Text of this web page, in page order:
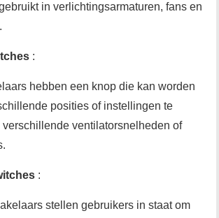
in verlichtingsarmaturen, fans en
:
hebben een knop die kan worden
posities of instellingen te
ventilatorsnelheden of
:
stellen gebruikers in staat om